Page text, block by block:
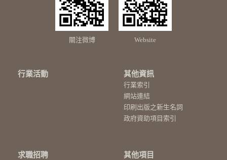
關注微博 Website
行業活動 其他資訊
行業索引
網站連結
印刷出版之新生名詞
政府資助項目索引
求職招聘 其他項目